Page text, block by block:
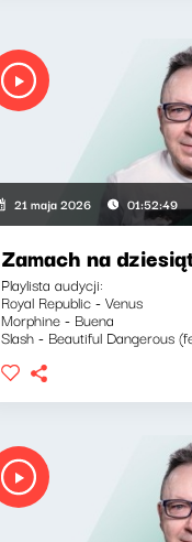
21 maja 2026 01:52:49
Zamach na
Playlista audycji:
Royal Republic - Venus
Morphine - Buena
Slash - Beautiful Dangerous